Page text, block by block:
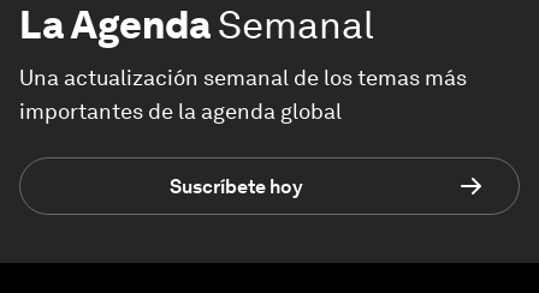
La AgendaSemanal
Una actualización semanal de los temas más
importantes de la agenda global
Suscríbete hoy